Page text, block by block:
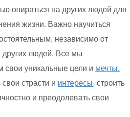
опираться на других людей для
жизни. Важно научиться
независимо от
других людей. Все мы
свои уникальные цели и мечты.
свои страсти и интересы, строить
и преодолевать свои